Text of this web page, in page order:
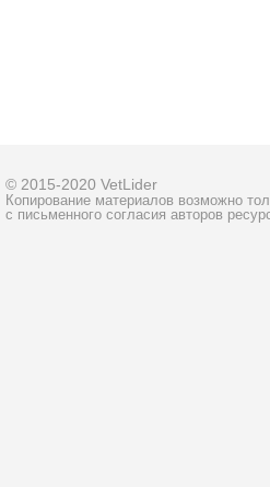
© 2015-2020 VetLider
Копирование материалов возможно
с письменного согласия авторов